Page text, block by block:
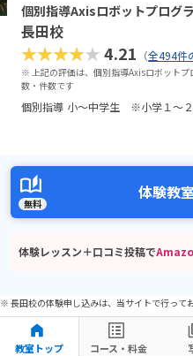
個別指導Axisロボットプログ
長田校
★★★★★4.21 （全494件
※ 上記の評価は、個別指導Axisロボット
数・件数です
個別指導 小～中学生 ※小学１～２
無料
体験教
体験レッスン＋口コミ投稿で
※ 長田校の体験申し込みは、当サイトで行って
教室トップ コース・料金